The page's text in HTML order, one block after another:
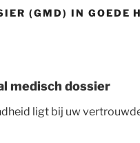
(GMD) IN GOEDE
medisch dossier
ligt bij uw